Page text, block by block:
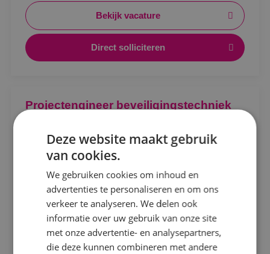
Kaatsheuvel
Sprundel
Specialisme
Beveiligingstechniek
Elektrotechniek
beveiligingsinstallaties.Bekijk vacature
Direct solliciteren
Projectengineer beveiligingstechniek
Beveiligingstechniek Fulltime MBO
Sprundel
Ontwerpen, afstemmen en vooruitdenken. Als
projectengineer beveiligingstechniek maak jij het
verschil.
Bekijk vacature
Deze website maakt gebruik
van cookies.
We gebruiken cookies om inhoud en
advertenties te personaliseren en om ons
verkeer te analyseren. We delen ook
informatie over uw gebruik van onze site
met onze advertentie- en analysepartners,
die deze kunnen combineren met andere